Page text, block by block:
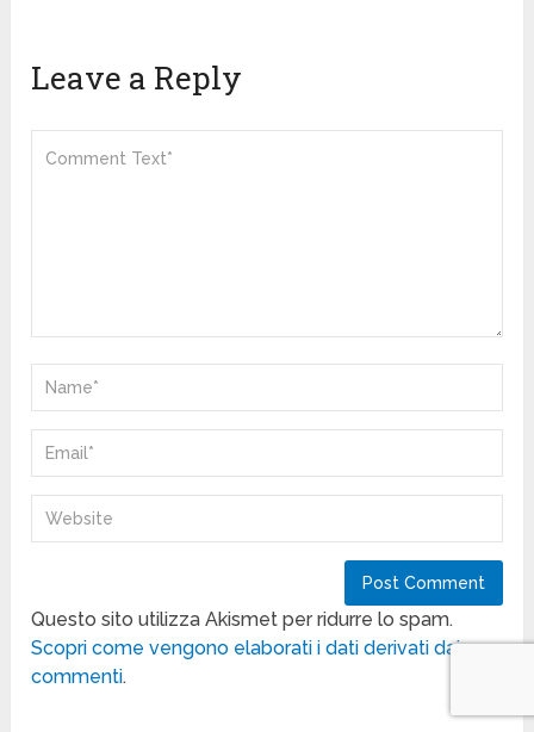
Leave a Reply
Questo sito utilizza Akismet per ridurre lo spam.
Scopri come vengono elaborati i dati derivati dai
commenti.